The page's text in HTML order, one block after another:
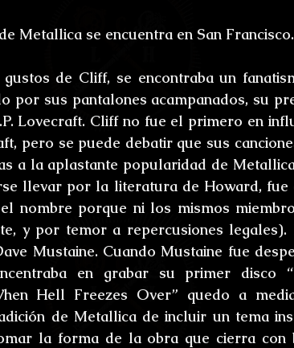
Metallica se encuentra en San Francisco.
de Cliff, se encontraba un
por sus pantalones acampanados, su
Lovecraft. Cliff no fue el primero en
pero se puede debatir que sus
a la aplastante popularidad de
llevar por la literatura de Howard, fue
nombre porque ni los mismos
y por temor a repercusiones legales).
Mustaine. Cuando Mustaine fue
en grabar su primer disco
Hell Freezes Over” quedo a
de Metallica de incluir un tema
la forma de la obra que cierra